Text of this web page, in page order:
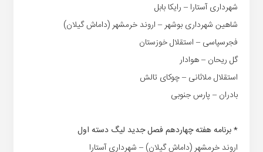
شهرداری آستارا – رایکا بابل
شاهین شهرداری بوشهر – اروند خرمشهر (داماش گیلان)
فجرسپاسی – استقلال خوزستان
گل ریحان – هوادار
استقلال ملاثانی – چوکای تالش
بادران – پارس جنوبی
* برنامه هفته چهاردهم فصل جدید لیگ دسته اول
اروند خرمشهر (داماش گیلان) – شهرداری آستارا